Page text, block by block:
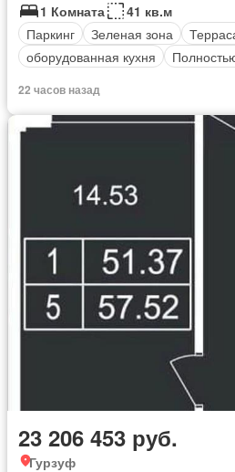
1 Комната
41 кв.м
Паркинг
Зеленая зона
оборудованная кухня
22 часов назад
23 206 453 руб.
Гурзуф